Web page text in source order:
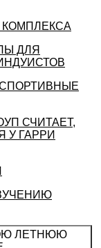
КОМПЛЕКСА
ДЛЯ
СЧИТАЕТ,
У ГАРРИ
ЛЕТНЮЮ